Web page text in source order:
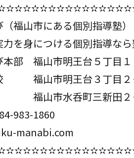
福山市にある個別指導塾）
力を身につける個別指導な
本部 福山市明王台５丁目１
福山市明王台３丁目２
山市水呑町三新田２－
983-1860
manabi.com